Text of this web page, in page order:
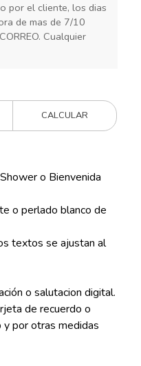
por el cliente, los dias
de mas de 7/10
Cualquier
CALCULAR
o Bienvenida
o perlado blanco de
textos se ajustan al
o salutacion digital.
de recuerdo o
y por otras medidas